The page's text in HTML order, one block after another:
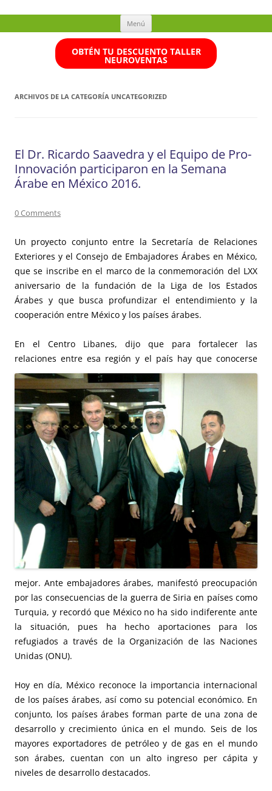
Menú Ir
contenido
OBTÉN TU DESCUENTO TALLER
NEUROVENTAS
ARCHIVOS DE LA CATEGORÍA UNCATEGORIZED
El Dr. Ricardo Saavedra y el Equipo de Pro-
Innovación participaron en la Semana
Árabe en México 2016.
0 Comments
Un proyecto conjunto entre la Secretaría de Relaciones
Exteriores y el Consejo de Embajadores Árabes en México,
que se inscribe en el marco de la conmemoración del LXX
aniversario de la fundación de la Liga de los Estados
Árabes y que busca profundizar el entendimiento y la
cooperación entre México y los países árabes.
En el Centro Libanes, dijo que para fortalecer las
relaciones entre esa región y el país hay queconocerse
mejor. Ante embajadores árabes, manifestó preocupación
por las consecuencias de la guerra de Siria en países como
Turquia, y recordó que México no ha sido indiferente ante
la situación, pues ha hecho aportaciones para los
refugiados a través de la Organización de las Naciones
Unidas (ONU).
Hoy en día, México reconoce la importancia internacional
de los países árabes, así como su potencial económico. En
conjunto, los países árabes forman parte de una zona de
desarrollo y crecimiento única en el mundo. Seis de los
mayores exportadores de petróleo y de gas en el mundo
son árabes, cuentan con un alto ingreso per cápita y
niveles de desarrollo destacados.